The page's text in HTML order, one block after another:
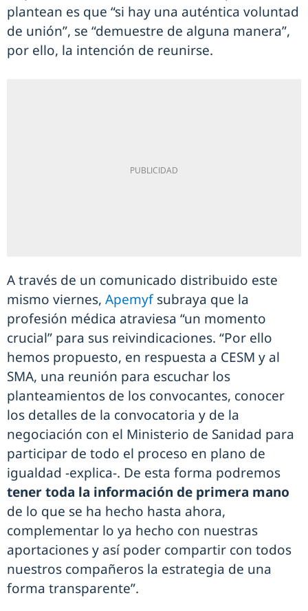
plantean es que “si hay una auténtica voluntad
de unión”, se “demuestre de alguna manera”,
por ello, la intención de reunirse.
A través de un comunicado distribuido este
mismo viernes, Apemyfsubraya que la
profesión médica atraviesa “un momento
crucial” para sus reivindicaciones. “Por ello
hemos propuesto, en respuesta a CESM y al
SMA, una reunión para escuchar los
planteamientos de los convocantes, conocer
los detalles de la convocatoria y de la
negociación con el Ministerio de Sanidad para
participar de todo el proceso en plano de
igualdad -explica-. De esta forma podremos
tener toda la información de primera mano
de lo que se ha hecho hasta ahora,
complementar lo ya hecho con nuestras
aportaciones y así poder compartir con todos
nuestros compañeros la estrategia de una
forma transparente”.